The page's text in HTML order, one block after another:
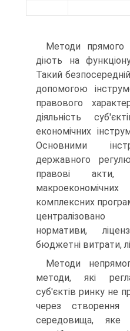
Методи прямого
діють на
Такий
допомогою
правового
діяльність
економічних
Основними
державного
правові акти,
комплекс­них
нормативи,
бюджетні витрати,
Методи
методи, які
суб'єктів ринку не
че­рез створення
середовища,